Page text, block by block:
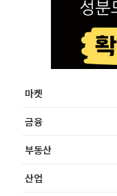
마켓
금융
부동산
산업